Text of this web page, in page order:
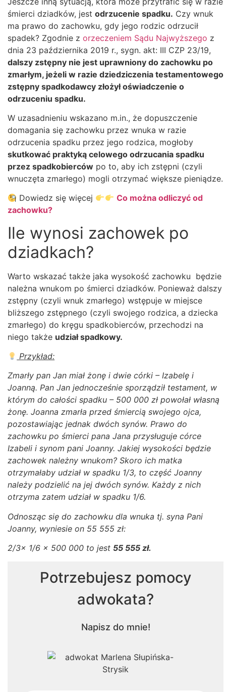
śmierci dziadków, jest odrzucenie spadku. Czy wnuk
ma prawo do zachowku, gdy jego rodzic odrzucił
spadek? Zgodnie z orzeczeniem Sądu Najwyższego z
dnia 23 października 2019 r., sygn. akt: III CZP 23/19,
dalszy zstępny nie jest uprawniony do zachowku po
zmarłym, jeżeli w razie dziedziczenia testamentowego
zstępny spadkodawcy złożył oświadczenie o
odrzuceniu spadku.
W uzasadnieniu wskazano m.in., że dopuszczenie
domagania się zachowku przez wnuka w razie
odrzucenia spadku przez jego rodzica, mogłoby
skutkować praktyką celowego odrzucania spadku
przez spadkobierców po to, aby ich zstępni (czyli
wnuczęta zmarłego) mogli otrzymać większe pieniądze.
Dowiedz się więcej
Co można odliczyć od
zachowku?
Ile wynosi zachowek po
dziadkach?
Warto wskazać także jaka wysokość zachowku będzie
należna wnukom po śmierci dziadków. Ponieważ dalszy
zstępny (czyli wnuk zmarłego) wstępuje w miejsce
bliższego zstępnego (czyli swojego rodzica, a dziecka
zmarłego) do kręgu spadkobierców, przechodzi na
niego także udział spadkowy.
Przykład:
Zmarły pan Jan miał żonę i dwie córki – Izabelę i
Joanną. Pan Jan jednocześnie sporządził testament, w
którym do całości spadku – 500 000 zł powołał własną
żonę. Joanna zmarła przed śmiercią swojego ojca,
pozostawiając jednak dwóch synów. Prawo do
zachowku po śmierci pana Jana przysługuje córce
Izabeli i synom pani Joanny. Jakiej wysokości będzie
zachowek należny wnukom? Skoro ich matka
otrzymałaby udział w spadku 1/3, to część Joanny
należy podzielić na jej dwóch synów. Każdy z nich
otrzyma zatem udział w spadku 1/6.
Odnosząc się do zachowku dla wnuka tj. syna Pani
Joanny, wyniesie on 55 555 zł:
2/3x 1/6 x 500 000 to jest 55 555 zł.
Potrzebujesz pomocy
adwokata?
Napisz do mnie!